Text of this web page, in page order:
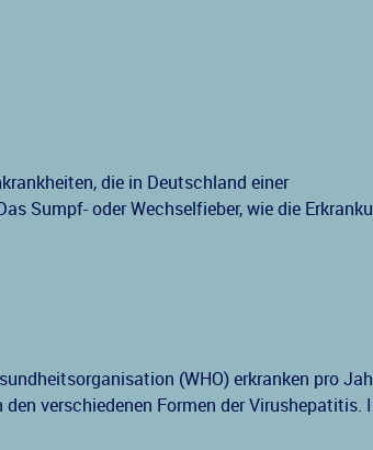
die in Deutschland einer
Sumpf- oder Wechselfieber, wie die
(WHO) erkranken pro
verschiedenen Formen der Virushepatitis.